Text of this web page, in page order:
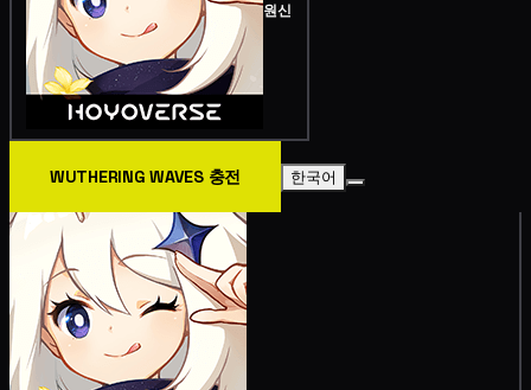
원신
WUTHERING WAVES 충전 한국어